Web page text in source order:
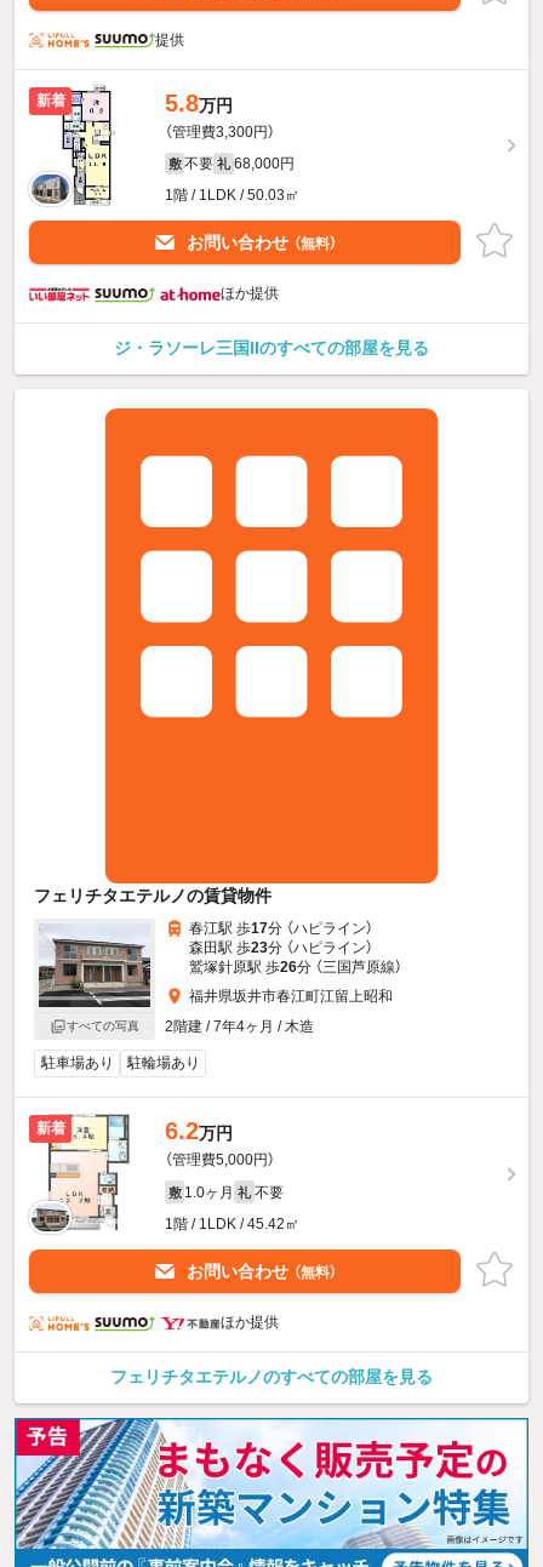
提供
新着 5.8万円
（管理費3,300円）
敷 不要 礼 68,000円
1階 / 1LDK / 50.03㎡
お問い合わせ （無料）
ほか提供
ジ・ラソーレ三国IIのすべての部屋を見る
フェリチタエテルノの賃貸物件
すべての写真
春江駅 歩17分 （ハピライン）
森田駅 歩23分 （ハピライン）
鷲塚針原駅 歩26分 （三国芦原線）
福井県坂井市春江町江留上昭和
2階建 / 7年4ヶ月 / 木造
駐車場あり 駐輪場あり
新着 6.2万円
（管理費5,000円）
敷 1.0ヶ月 礼 不要
1階 / 1LDK / 45.42㎡
お問い合わせ （無料）
ほか提供
フェリチタエテルノのすべての部屋を見る